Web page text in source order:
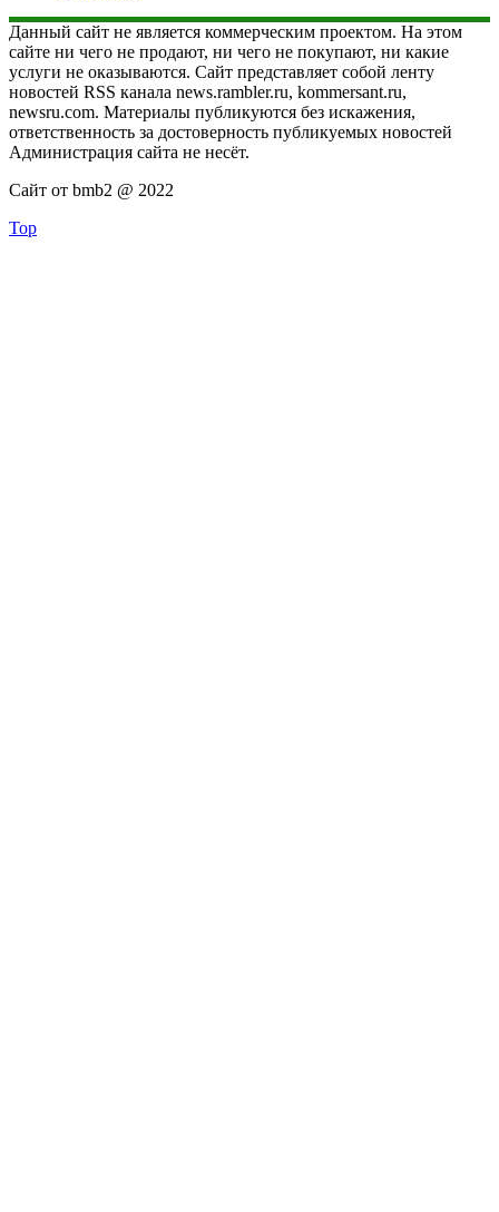
Данный сайт не является коммерческим проектом. На этом
сайте ни чего не продают, ни чего не покупают, ни какие
услуги не оказываются. Сайт представляет собой ленту
новостей RSS канала news.rambler.ru, kommersant.ru,
newsru.com. Материалы публикуются без искажения,
ответственность за достоверность публикуемых новостей
Администрация сайта не несёт.
Сайт от bmb2 @ 2022
Top